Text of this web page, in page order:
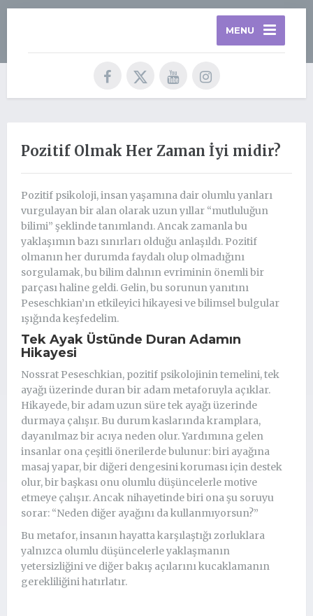
MENU
Pozitif Olmak Her Zaman İyi midir?
Pozitif psikoloji, insan yaşamına dair olumlu yanları
vurgulayan bir alan olarak uzun yıllar “mutluluğun
bilimi” şeklinde tanımlandı. Ancak zamanla bu
yaklaşımın bazı sınırları olduğu anlaşıldı. Pozitif
olmanın her durumda faydalı olup olmadığını
sorgulamak, bu bilim dalının evriminin önemli bir
parçası haline geldi. Gelin, bu sorunun yanıtını
Peseschkian’ın etkileyici hikayesi ve bilimsel bulgular
ışığında keşfedelim.
Tek Ayak Üstünde Duran Adamın
Hikayesi
Nossrat Peseschkian, pozitif psikolojinin temelini, tek
ayağı üzerinde duran bir adam metaforuyla açıklar.
Hikayede, bir adam uzun süre tek ayağı üzerinde
durmaya çalışır. Bu durum kaslarında kramplara,
dayanılmaz bir acıya neden olur. Yardımına gelen
insanlar ona çeşitli önerilerde bulunur: biri ayağına
masaj yapar, bir diğeri dengesini koruması için destek
olur, bir başkası onu olumlu düşüncelerle motive
etmeye çalışır. Ancak nihayetinde biri ona şu soruyu
sorar: “Neden diğer ayağını da kullanmıyorsun?”
Bu metafor, insanın hayatta karşılaştığı zorluklara
yalnızca olumlu düşüncelerle yaklaşmanın
yetersizliğini ve diğer bakış açılarını kucaklamanın
gerekliliğini hatırlatır.